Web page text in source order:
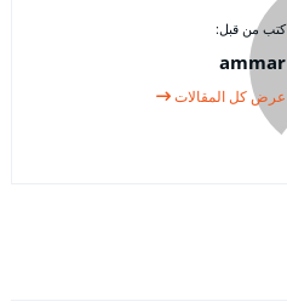
كتب من قبل:
ammar
عرض كل المقالات